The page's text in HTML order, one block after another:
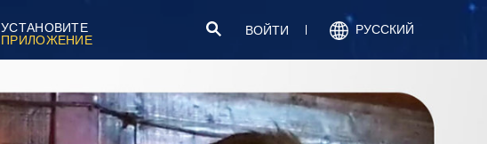
УСТАНОВИТЕ
ПРИЛОЖЕНИЕ
ВОЙТИ РУССКИЙ